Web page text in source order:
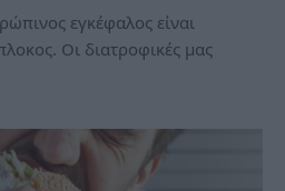
εγκέφαλος είναι
Οι διατροφικές μας